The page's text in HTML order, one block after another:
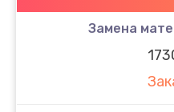
Замена